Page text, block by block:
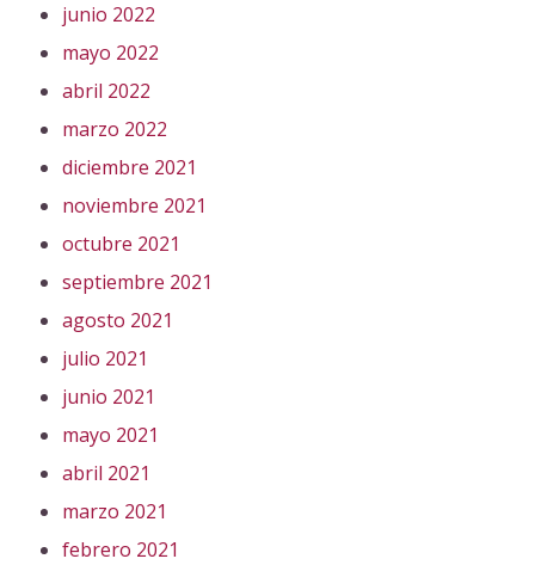
junio 2022
mayo 2022
abril 2022
marzo 2022
diciembre 2021
noviembre 2021
octubre 2021
septiembre 2021
agosto 2021
julio 2021
junio 2021
mayo 2021
abril 2021
marzo 2021
febrero 2021